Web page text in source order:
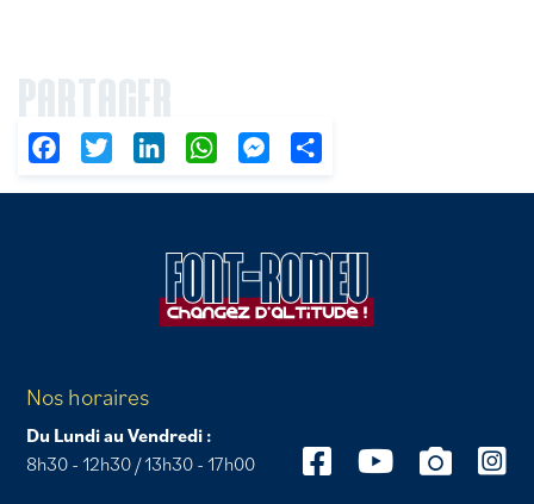
PARTAGER
FacebookTwitter LinkedIn WhatsAppMessenger
Nos horaires
Du Lundi au Vendredi :
8h30 - 12h30 / 13h30 - 17h00